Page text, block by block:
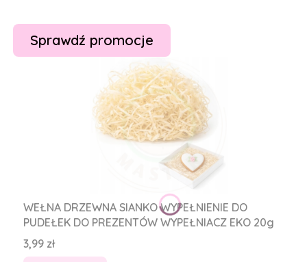
Sprawdź promocje
WEŁNA DRZEWNA SIANKO WYPEŁNIENIE DO
PUDEŁEK DO PREZENTÓW WYPEŁNIACZ EKO 20g
Cena
3,99 zł